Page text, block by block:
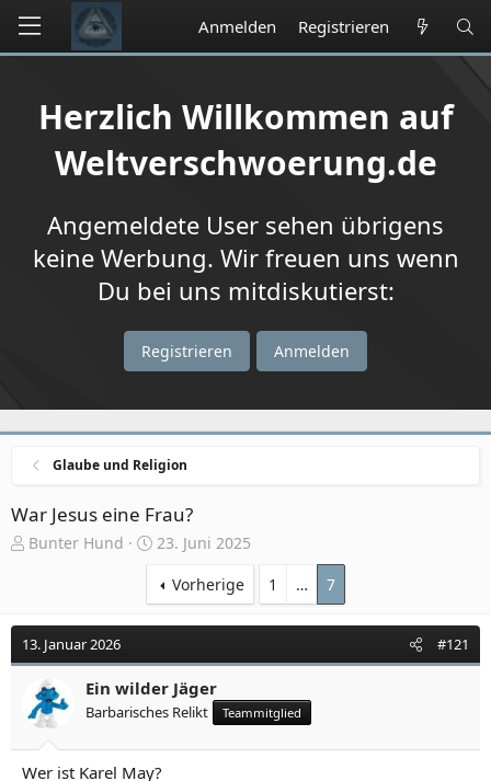
Anmelden Registrieren
Herzlich Willkommen auf
Weltverschwoerung.de
Angemeldete User sehen übrigens
keine Werbung. Wir freuen uns wenn
Du bei uns mitdiskutierst:
Registrieren Anmelden
Glaube und Religion
War Jesus eine Frau?
E
e
l
l
r
Bunter Hund
E
s
t
e
l
t
a
23. Juni 2025
Vorherige
1 … 7
13. Januar 2026 #121
Ein wilder Jäger
Barbarisches Relikt Teammitglied
Wer ist Karel May?